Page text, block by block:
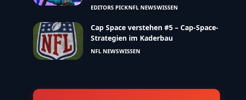
EDITORS PICKNFL NEWSWISSEN
Cap Space verstehen #5 – Cap-Space-
Strategien im Kaderbau
NFL NEWSWISSEN